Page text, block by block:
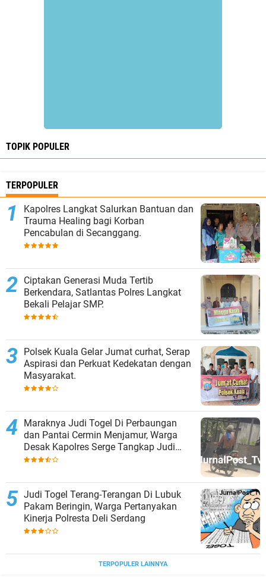
TOPIK POPULER
TERPOPULER
Kapolres Langkat Salurkan Bantuan dan
Trauma Healing bagi Korban
Pencabulan di Secanggang.
Ciptakan Generasi Muda Tertib
Berkendara, Satlantas Polres Langkat
Bekali Pelajar SMP.
Polsek Kuala Gelar Jumat curhat, Serap
Aspirasi dan Perkuat Kedekatan dengan
Masyarakat.
Maraknya Judi Togel Di Perbaungan
dan Pantai Cermin Menjamur, Warga
Desak Kapolres Serge Tangkap Judi
Togel
Judi Togel Terang-Terangan Di Lubuk
Pakam Beringin, Warga Pertanyakan
Kinerja Polresta Deli Serdang
TERPOPULER LAINNYA